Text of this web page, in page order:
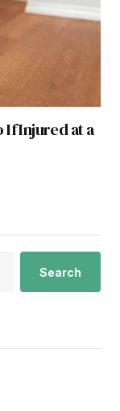
If Injured at a
Search